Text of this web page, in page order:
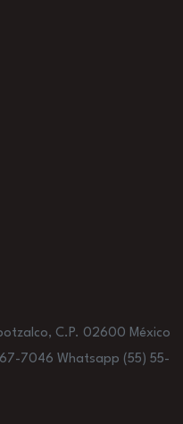
C.P. 02600 México
7046 Whatsapp (55) 55-